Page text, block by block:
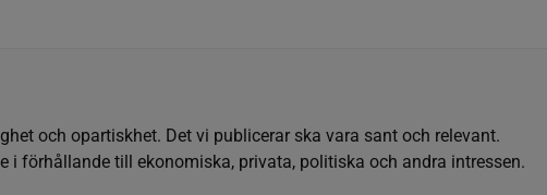
och opartiskhet. Det vi publicerar ska vara sant och relevant.
i förhållande till ekonomiska, privata, politiska och andra intressen.